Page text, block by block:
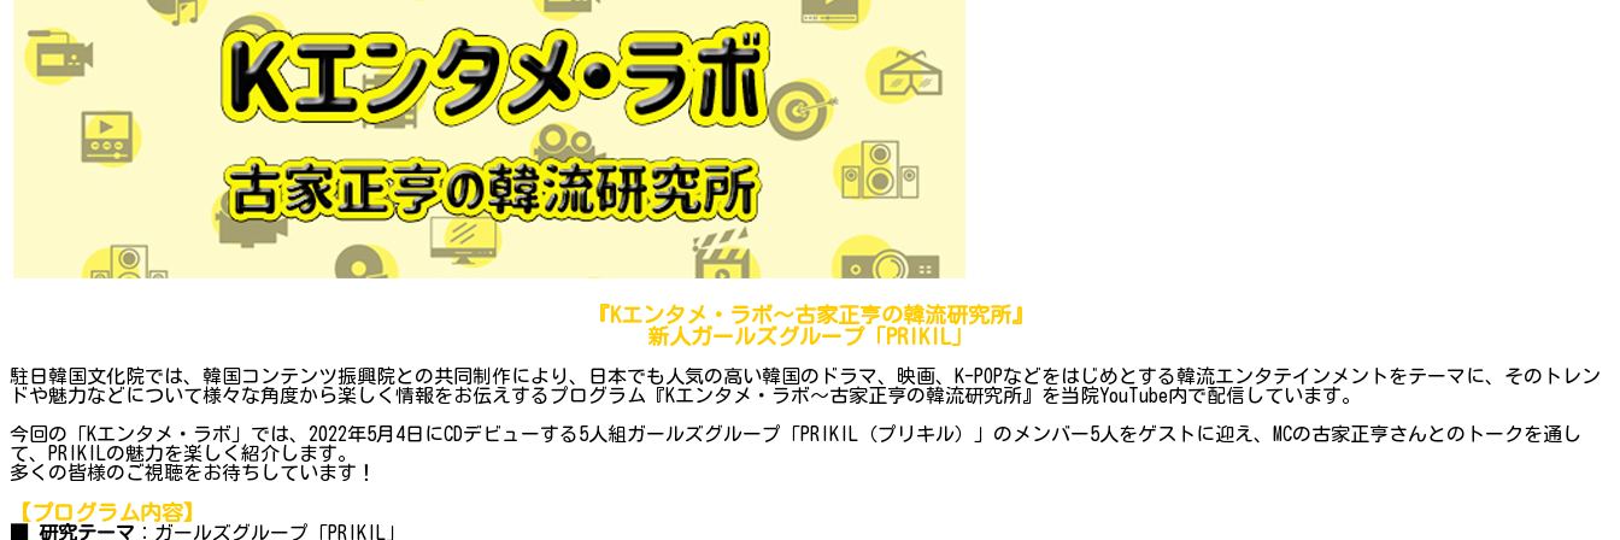
『Kエンタメ・ラボ～古家正亨の韓流研究所』
新人ガールズグループ「PRIKIL」
駐日韓国文化院では、韓国コンテンツ振興院との共同制作により、日本でも人気の高い韓国のドラマ、映画、K-POPなどをはじめとする韓流エンタテインメントをテーマに、そのトレン
ドや魅力などについて様々な角度から楽しく情報をお伝えするプログラム『Kエンタメ・ラボ～古家正亨の韓流研究所』を当院YouTube内で配信しています。
今回の「Kエンタメ・ラボ」では、2022年5月4日にCDデビューする5人組ガールズグループ「PRIKIL（プリキル）」のメンバー5人をゲストに迎え、MCの古家正亨さんとのトークを通し
て、PRIKILの魅力を楽しく紹介します。
多くの皆様のご視聴をお待ちしています！
【プログラム内容】
■ 研究テーマ ：ガールズグループ「PRIKIL」